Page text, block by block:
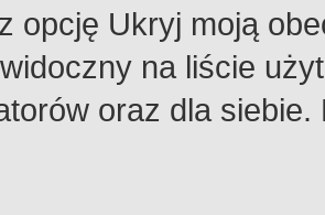
opcję Ukryj moją
na liście
oraz dla